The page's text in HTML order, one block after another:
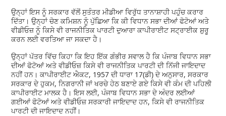
ਉਨ੍ਹਾਂ ਇਸ ਨੂੰ ਸਰਕਾਰ ਵੱਲੋਂ ਸੁਤੰਤਰ ਮੀਡੀਆ ਵਿਰੁੱਧ ਤਾਨਾਸ਼ਾਹੀ ਪਹੁੰਚ ਕਰਾਰ
ਦਿੱਤਾ। ਉਨ੍ਹਾਂ ਚੋਣ ਕਮਿਸ਼ਨ ਨੂੰ ਪੁੱਛਿਆ ਕਿ ਕੀ ਵਿਧਾਨ ਸਭਾ ਦੀਆਂ ਫੋਟੋਆਂ ਅਤੇ
ਵੀਡੀਓਜ਼ ਨੂੰ ਕਿਸੇ ਵੀ ਰਾਜਨੀਤਿਕ ਪਾਰਟੀ ਦੁਆਰਾ ਕਾਪੀਰਾਈਟ ਸਟ੍ਰਾਈਕ ਸ਼ੁਰੂ
ਕਰਨ ਲਈ ਵਰਤਿਆ ਜਾ ਸਕਦਾ ਹੈ।
ਉਨ੍ਹਾਂ ਪੱਤਰ ਵਿੱਚ ਕਿਹਾ ਕਿ ਇਹ ਇੱਕ ਗੰਭੀਰ ਸਵਾਲ ਹੈ ਕਿ ਪੰਜਾਬ ਵਿਧਾਨ ਸਭਾ
ਦੀਆਂ ਫੋਟੋਆਂ ਅਤੇ ਵੀਡੀਓਜ਼ ਕਿਸੇ ਵੀ ਰਾਜਨੀਤਿਕ ਪਾਰਟੀ ਦੀ ਨਿੱਜੀ ਜਾਇਦਾਦ
ਨਹੀਂ ਹਨ। ਕਾਪੀਰਾਈਟ ਐਕਟ, 1957 ਦੀ ਧਾਰਾ 17(ਡੀ) ਦੇ ਅਨੁਸਾਰ, ਸਰਕਾਰ
ਸਰਕਾਰ ਦੇ ਹੁਕਮ, ਨਿਗਰਾਨੀ ਜਾਂ ਖਰਚੇ ਹੇਠ ਬਣਾਏ ਗਏ ਕਿਸੇ ਵੀ ਕੰਮ ਦੀ ਪਹਿਲੀ
ਕਾਪੀਰਾਈਟ ਮਾਲਕ ਹੈ। ਇਸ ਲਈ, ਪੰਜਾਬ ਵਿਧਾਨ ਸਭਾ ਦੇ ਅੰਦਰ ਲਈਆਂ
ਗਈਆਂ ਫੋਟੋਆਂ ਅਤੇ ਵੀਡੀਓਜ਼ ਸਰਕਾਰੀ ਜਾਇਦਾਦ ਹਨ, ਕਿਸੇ ਵੀ ਰਾਜਨੀਤਿਕ
ਪਾਰਟੀ ਦੀ ਜਾਇਦਾਦ ਨਹੀਂ।